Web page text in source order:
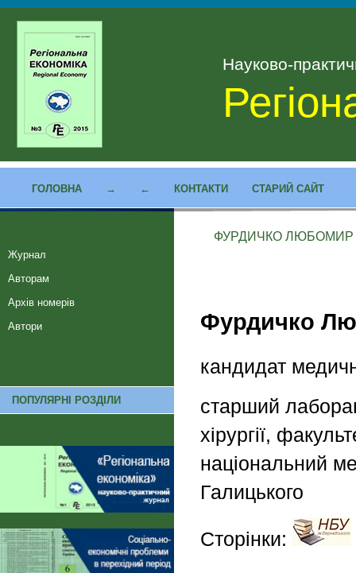
Науково-
ГОЛОВНА → ← КОНТАКТИ СТАРИЙ САЙТ
Журнал
Авторам
Архів номерів
Автори
ПОПУЛЯРНІ РОЗДІЛИ
ФУРДИЧКО
Фурдичко
кандидат
старший
хірургії,
національний
Галицького
Сторінки: